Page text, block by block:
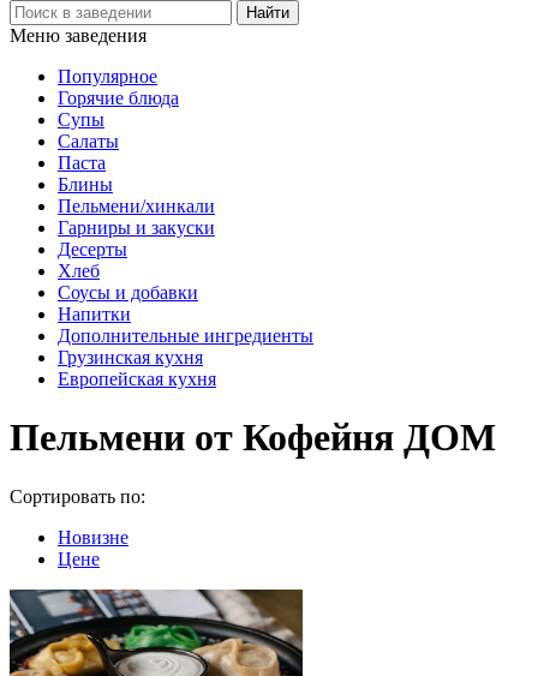
Меню заведения
Популярное
Горячие блюда
Супы
Салаты
Паста
Блины
Пельмени/хинкали
Гарниры и закуски
Десерты
Хлеб
Соусы и добавки
Напитки
Дополнительные ингредиенты
Грузинская кухня
Европейская кухня
Пельмени от Кофейня ДОМ
Сортировать по:
Новизне
Цене